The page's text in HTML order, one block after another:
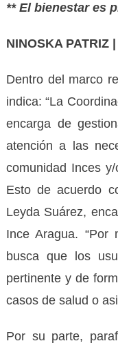
** El bienestar es
NINOSKA PATRIZ
Dentro del marco
indica: “La
encarga de
atención a las
comunidad Inces y/
Esto de acuerdo
Leyda Suárez,
Ince Aragua. “Por
busca que los
pertinente y de
casos de salud o
Por su parte,